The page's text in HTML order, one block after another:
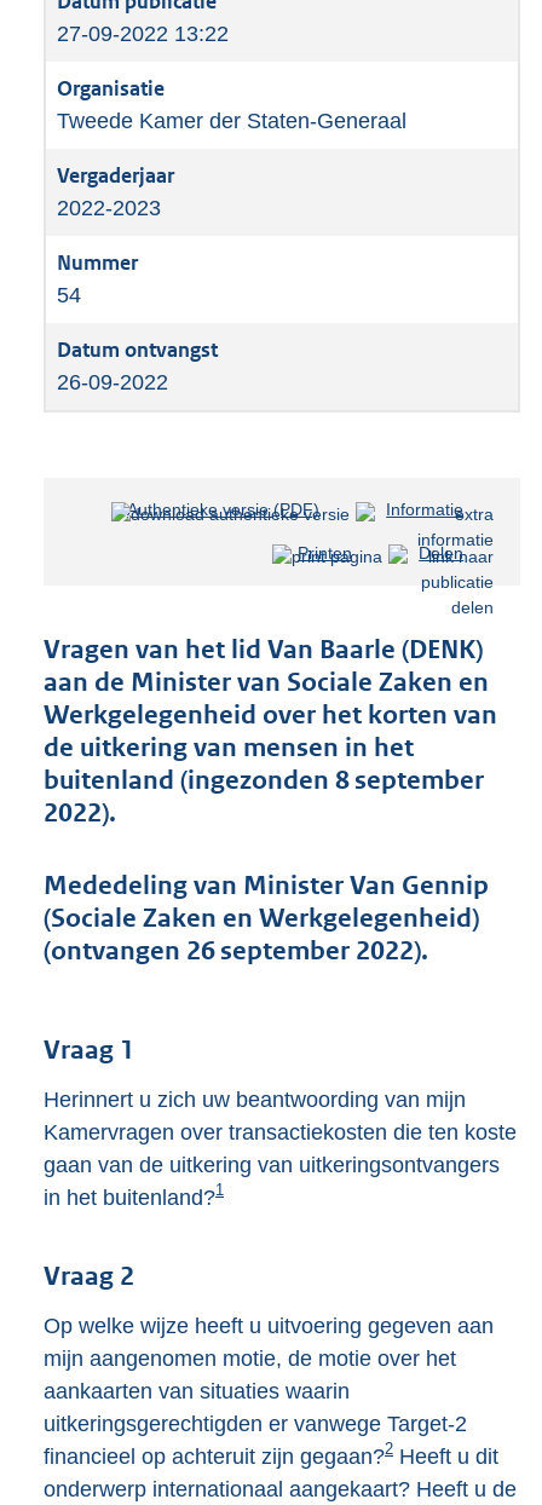
27-09-2022 13:22
Tweede Kamer der Staten-Generaal
2022-2023
54
26-09-2022
Authentieke versie (PDF)b
s
n
d
s
g
o
:
3
Informatie
Printen Delen
Vragen van het lid Van Baarle (DENK)
aan de Minister van Sociale Zaken en
Werkgelegenheid over het korten van
de uitkering van mensen in het
buitenland (ingezonden 8 september
2022).
Mededeling van Minister Van Gennip
(Sociale Zaken en Werkgelegenheid)
(ontvangen 26 september 2022).
Vraag 1
Herinnert u zich uw beantwoording van mijn
Kamervragen over transactiekosten die ten koste
gaan van de uitkering van uitkeringsontvangers
in het buitenland?1
Vraag 2
Op welke wijze heeft u uitvoering gegeven aan
mijn aangenomen motie, de motie over het
aankaarten van situaties waarin
uitkeringsgerechtigden er vanwege Target-2
financieel op achteruit zijn gegaan?2 Heeft u dit
onderwerp internationaal aangekaart? Heeft u de